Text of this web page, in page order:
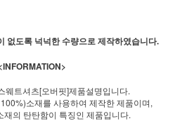
없도록 넉넉한 수량으로 제작하였습니다.
웨트셔츠[오버핏]제품설명입니다.
소재를 사용하여 제작한 제품이며,
재의 탄탄함이 특징인 제품입니다.